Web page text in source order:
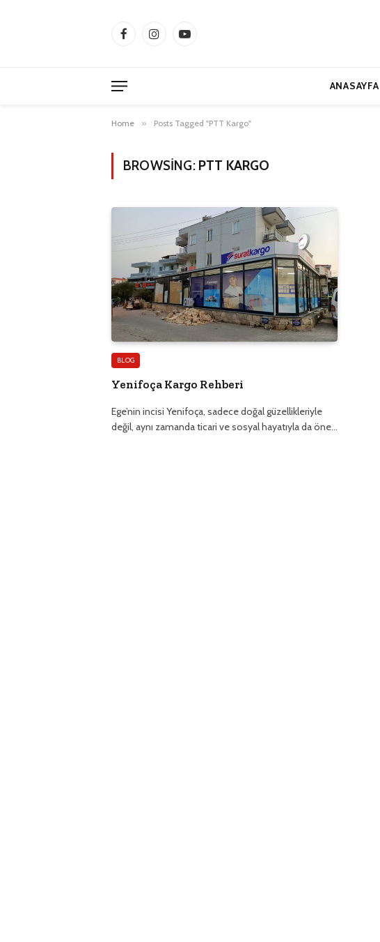
FacebookInstagramYouTube
ANASAYFA
Home » Posts Tagged "PTT Kargo"
BROWSING: PTT KARGO
BLOG
Yenifoça Kargo Rehberi
Ege’nin incisi Yenifoça, sadece doğal güzellikleriyle
değil, aynı zamanda ticari ve sosyal hayatıyla da öne…